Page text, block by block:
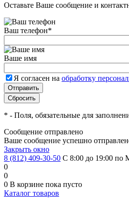
Оставьте Ваше сообщение и
Ваш телефон*
Ваше имя
Я согласен на обработку
* - Поля, обязательные для
Сообщение отправлено
Ваше сообщение успешно
Закрыть окно
8 (812) 409-30-50 С 8:00 до 19:00
0
0
0 В корзине пока пусто
Каталог товаров